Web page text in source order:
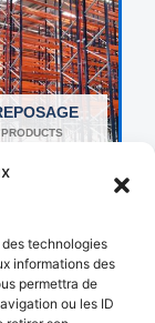
technologies
informations des
permettra de
ou les ID